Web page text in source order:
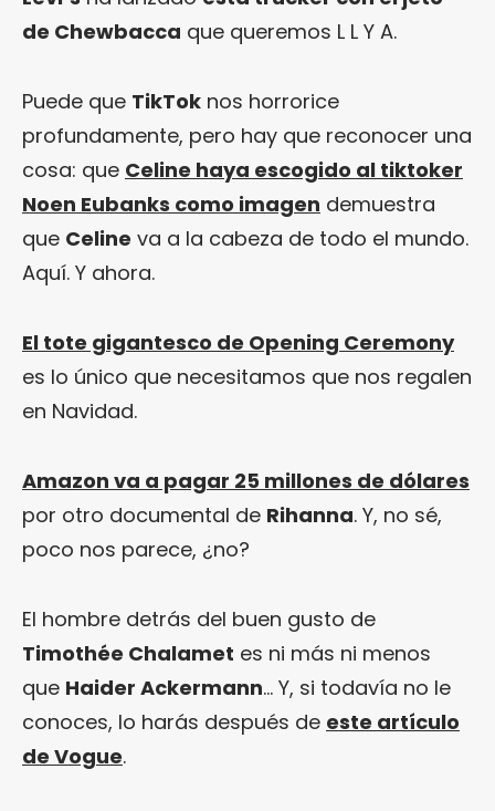
de Chewbacca que queremos L L Y A.
Puede que TikTok nos horrorice
profundamente, pero hay que reconocer una
cosa: que Celine haya escogido al tiktoker
Noen Eubanks como imagen demuestra
que Celine va a la cabeza de todo el mundo.
Aquí. Y ahora.
El tote gigantesco de Opening Ceremony
es lo único que necesitamos que nos regalen
en Navidad.
Amazon va a pagar 25 millones de dólares
por otro documental de Rihanna. Y, no sé,
poco nos parece, ¿no?
El hombre detrás del buen gusto de
Timothée Chalamet es ni más ni menos
que Haider Ackermann… Y, si todavía no le
conoces, lo harás después de este artículo
de Vogue.